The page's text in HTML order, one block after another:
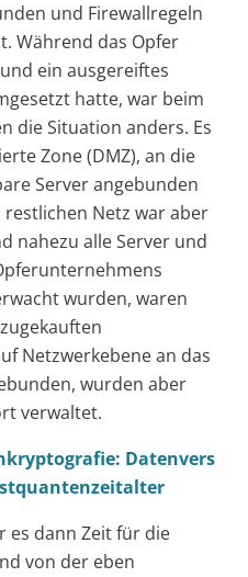
und Firewallregeln
Während das Opfer
ein ausgereiftes
hatte, war beim
die Situation anders. Es
Zone (DMZ), an die
Server angebunden
Netz war aber
nahezu alle Server und
wurden, waren
Netzwerkebene an das
wurden aber
verwaltet.
Datenvers
es dann Zeit für die
von der eben